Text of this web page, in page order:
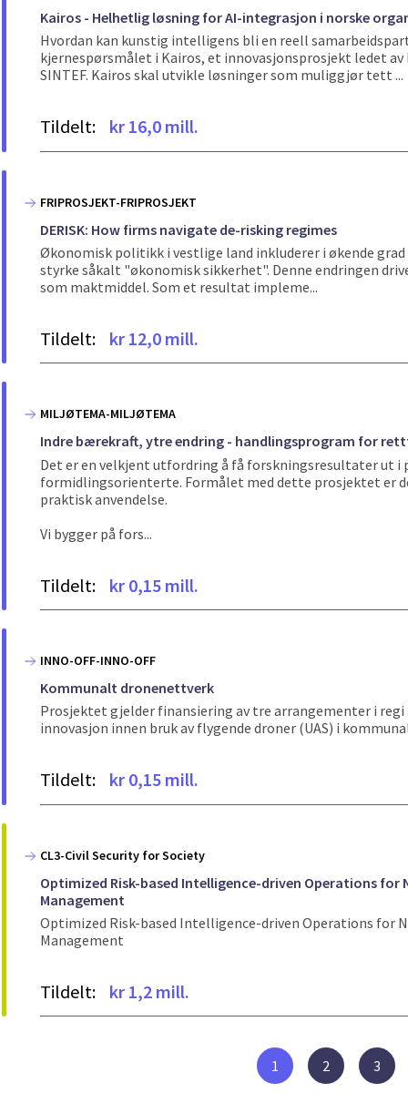
Kairos - Helhetlig løsning for AI-integrasjon i norske
Hvordan kan kunstig intelligens bli en reell
kjernespørsmålet i Kairos, et innovasjonsprosjekt ledet
SINTEF. Kairos skal utvikle løsninger som muliggjør tett ...
Tildelt: kr 16,0 mill.
FRIPROSJEKT-FRIPROSJEKT
DERISK: How firms navigate de-risking regimes
Økonomisk politikk i vestlige land inkluderer i økende
styrke såkalt "økonomisk sikkerhet". Denne endringen
som maktmiddel. Som et resultat impleme...
Tildelt: kr 12,0 mill.
MILJØTEMA-MILJØTEMA
Indre bærekraft, ytre endring - handlingsprogram for
Det er en velkjent utfordring å få forskningsresultater ut
formidlingsorienterte. Formålet med dette prosjektet er
praktisk anvendelse.
Vi bygger på fors...
Tildelt: kr 0,15 mill.
INNO-OFF-INNO-OFF
Kommunalt dronenettverk
Prosjektet gjelder finansiering av tre arrangementer i
innovasjon innen bruk av flygende droner (UAS) i
Tildelt: kr 0,15 mill.
CL3-Civil Security for Society
Optimized Risk-based Intelligence-driven Operations
Management
Optimized Risk-based Intelligence-driven Operations for
Management
Tildelt: kr 1,2 mill.
1 2 3